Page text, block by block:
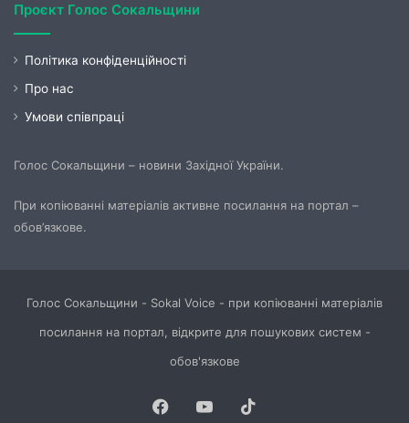
Проєкт Голос Сокальщини
Політика конфіденційності
Про нас
Умови співпраці
Голос Сокальщини – новини Західної України.
При копіюванні матеріалів активне посилання на портал –
обов’язкове.
Голос Сокальщини - Sokal Voice - при копіюванні матеріалів
посилання на портал, відкрите для пошукових систем -
обов'язкове
Facebook
YouTube